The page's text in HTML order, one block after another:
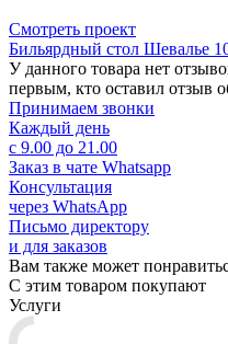
Смотреть проект
Бильярдный стол Шевалье
У данного товара нет
первым, кто оставил отзыв
Принимаем звонки
Каждый день
с 9.00 до 21.00
Заказ в чате Whatsapp
Консультация
через WhatsApp
Письмо директору
и для заказов
Вам также может
С этим товаром покупают
Услуги